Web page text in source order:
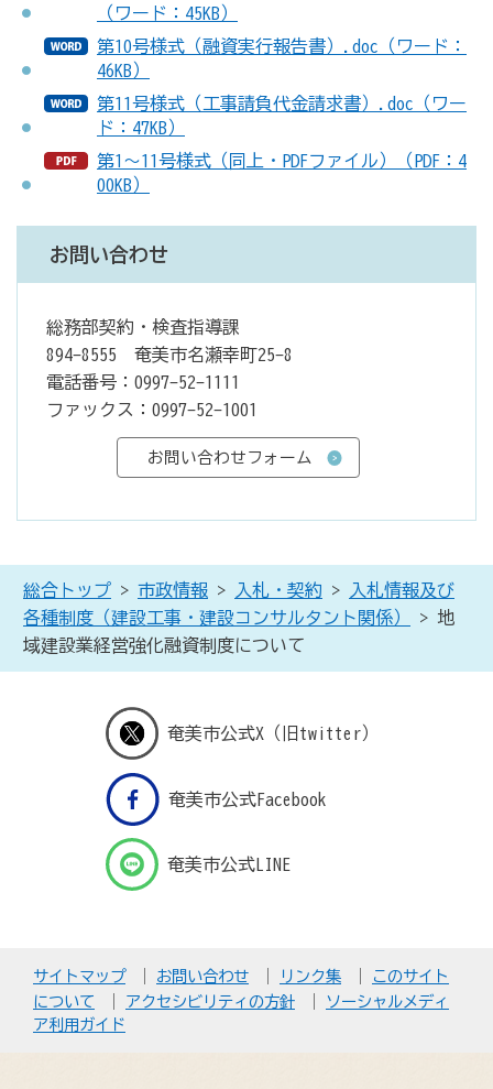
（ワード：45KB）
第10号様式（融資実行報告書）.doc（ワード：
46KB）
第11号様式（工事請負代金請求書）.doc（ワー
ド：47KB）
第1～11号様式（同上・PDFファイル）（PDF：4
00KB）
お問い合わせ
総務部契約・検査指導課
894-8555 奄美市名瀬幸町25-8
電話番号：0997-52-1111
ファックス：0997-52-1001
総合トップ > 市政情報 > 入札・契約 >
入札情報及び
各種制度（建設工事・建設コンサルタント関係）
> 地
域建設業経営強化融資制度について
奄美市公式X（旧twitter）
奄美市公式Facebook
奄美市公式LINE
サイトマップ お問い合わせ リンク集
このサイト
について
アクセシビリティの方針
ソーシャルメディ
ア利用ガイド